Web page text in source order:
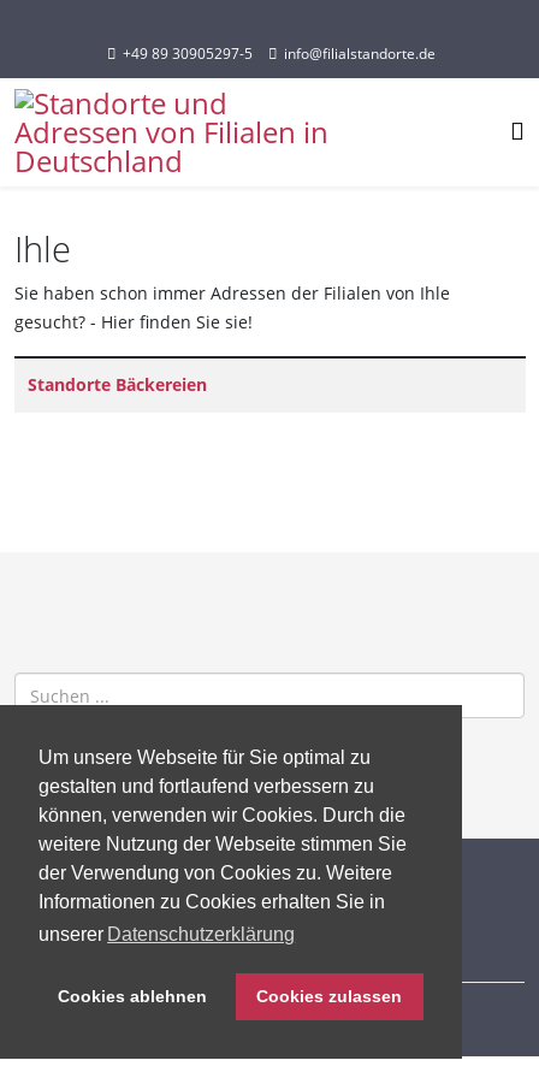
Um unsere Webseite für Sie optimal zu
gestalten und fortlaufend verbessern zu
können, verwenden wir Cookies. Durch die
weitere Nutzung der Webseite stimmen Sie
der Verwendung von Cookies zu. Weitere
Informationen zu Cookies erhalten Sie in
unserer Datenschutzerklärung
Cookies ablehnen Cookies zulassen
Sprache auswählen
+49 89 30905297-5 info@filialstandorte.de
Ihle
Sie haben schon immer Adressen der Filialen von Ihle
gesucht? - Hier finden Sie sie!
Titel
Standorte Bäckereien
© 2026 gb consite GmbH
Datenschutzerklärung